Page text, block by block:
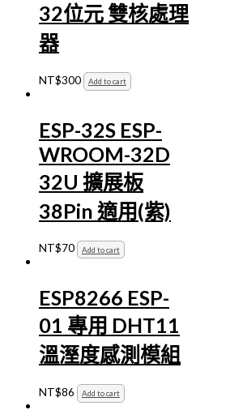
32位元 雙核處理
器
NT$300 Add to cart
ESP-32S ESP-
WROOM-32D
32U 擴展板
38Pin 適用(紫)
NT$70 Add to cart
ESP8266 ESP-
01 專用 DHT11
溫溼度感測模組
NT$86 Add to cart